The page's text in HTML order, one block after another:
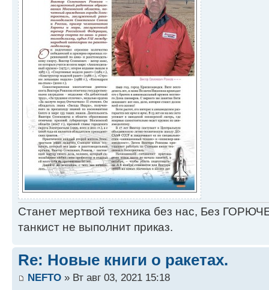
Станет мертвой техника без нас, Без
танкист не выполнит приказ.
Re: Новые книги о ракетах.
NEFTO » Вт авг 03, 2021 15:18